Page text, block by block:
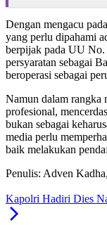
Dengan mengacu
yang perlu dipahami
berpijak pada UU No.
persyaratan sebagai
beroperasi sebagai
Namun dalam rangka
profesional,
bukan sebagai
media perlu
baik melakukan
Penulis: Adven
Kapolri Hadiri Dies